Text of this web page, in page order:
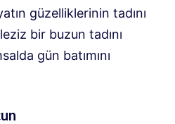
güzelliklerinin tadını
bir buzun tadını
gün batımını